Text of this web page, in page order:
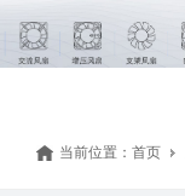
当前位置： 首页